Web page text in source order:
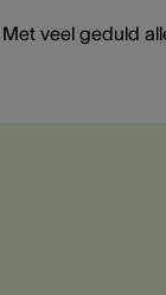
veel geduld